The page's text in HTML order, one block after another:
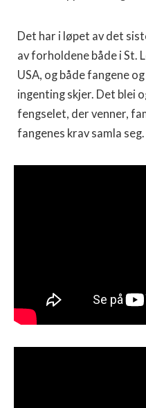
Det har i løpet av det
av forholdene både i St.
USA, og både fangene
ingenting skjer. Det blei
fengselet, der venner,
fangenes krav samla seg.